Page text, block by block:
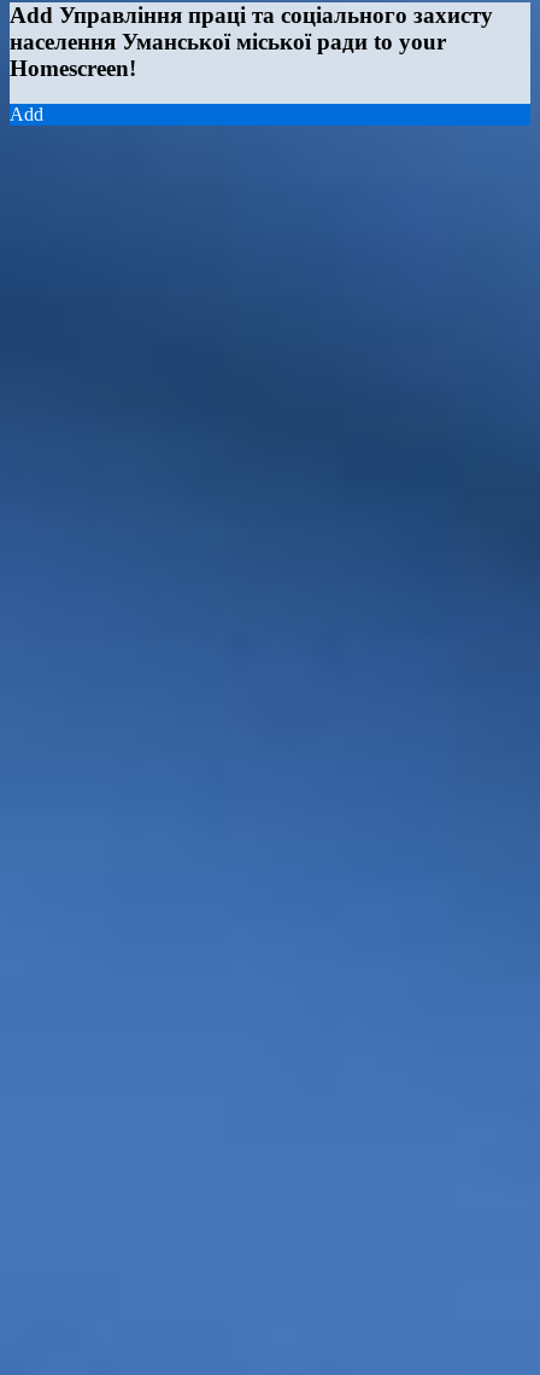
Add Управління праці та соціального захисту
населення Уманської міської ради to your
Homescreen!
Add